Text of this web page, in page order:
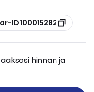
ID 100015282
hinnan ja